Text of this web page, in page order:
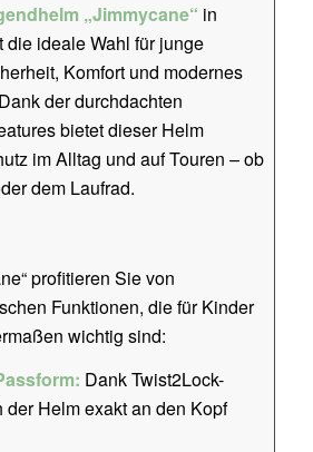
„Jimmycane“ in
die ideale Wahl für junge
Komfort und modernes
der durchdachten
bietet dieser Helm
im Alltag und auf Touren – ob
dem Laufrad.
profitieren Sie von
Funktionen, die für Kinder
wichtig sind:
Dank Twist2Lock-
der Helm exakt an den Kopf